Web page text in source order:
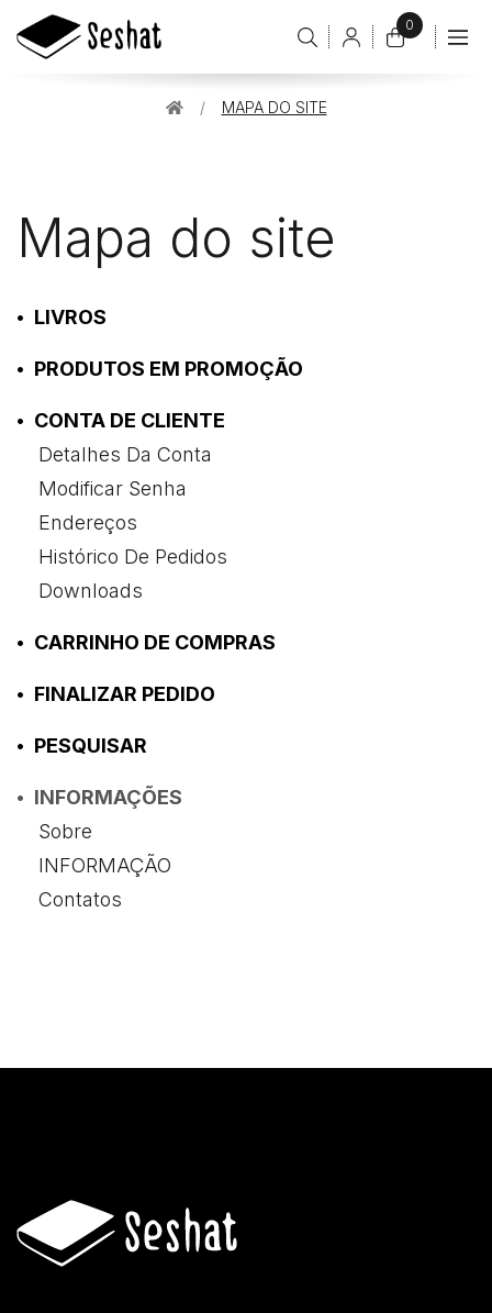
Conta
0
MAPA DO SITE
Mapa do site
LIVROS
PRODUTOS EM PROMOÇÃO
CONTA DE CLIENTE
Detalhes Da Conta
Modificar Senha
Endereços
Histórico De Pedidos
Downloads
CARRINHO DE COMPRAS
FINALIZAR PEDIDO
PESQUISAR
INFORMAÇÕES
Sobre
INFORMAÇÃO
Contatos